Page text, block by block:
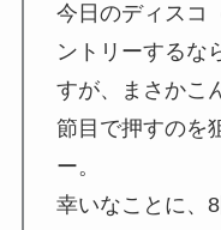
今日のディスコ
ントリーするな
すが、まさかこ
節目で押すのを
ー。
幸いなことに、